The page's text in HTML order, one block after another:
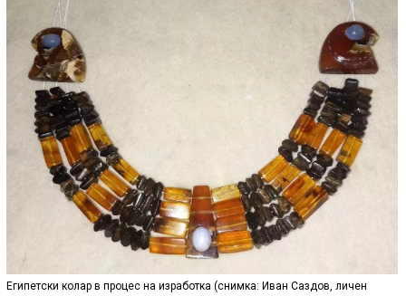
Египетски колар в процес на изработка (снимка: Иван Саздов, личен